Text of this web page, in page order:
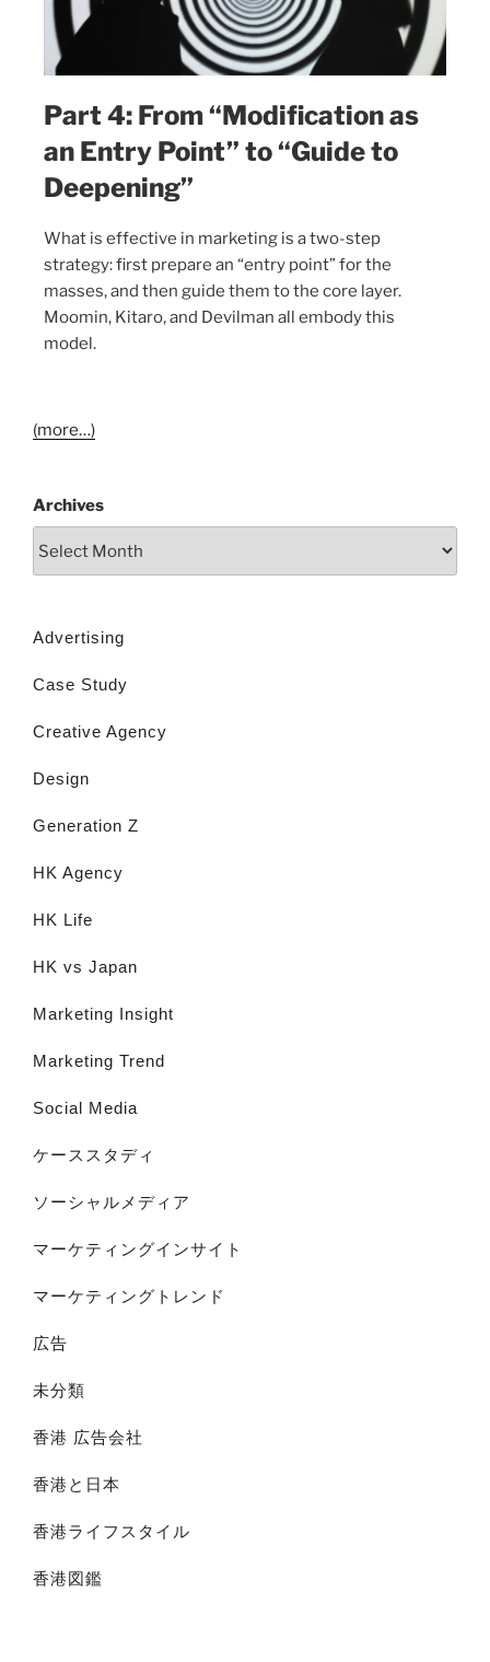
Part 4: From “Modification as
an Entry Point” to “Guide to
Deepening”
What is effective in marketing is a two-step
strategy: first prepare an “entry point” for the
masses, and then guide them to the core layer.
Moomin, Kitaro, and Devilman all embody this
model.
(more…)
Archives
Advertising
Case Study
Creative Agency
Design
Generation Z
HK Agency
HK Life
HK vs Japan
Marketing Insight
Marketing Trend
Social Media
ケーススタディ
ソーシャルメディア
マーケティングインサイト
マーケティングトレンド
広告
未分類
香港 広告会社
香港と日本
香港ライフスタイル
香港図鑑